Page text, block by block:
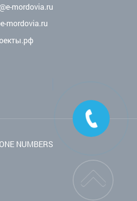
mordovia.ru
mordovia.ru
NUMBERS